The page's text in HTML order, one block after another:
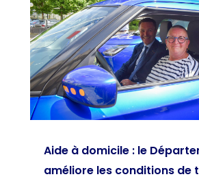
Aide à domicile : le
améliore les conditions de